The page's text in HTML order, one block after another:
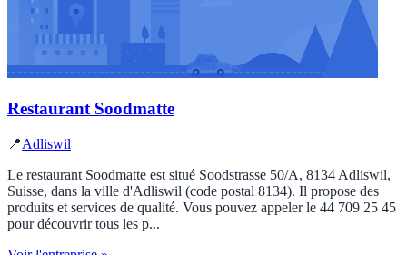
Restaurant Soodmatte
📍Adliswil
Le restaurant Soodmatte est situé Soodstrasse 50/A, 8134 Adliswil,
Suisse, dans la ville d'Adliswil (code postal 8134). Il propose des
produits et services de qualité. Vous pouvez appeler le 44 709 25 45
pour découvrir tous les p...